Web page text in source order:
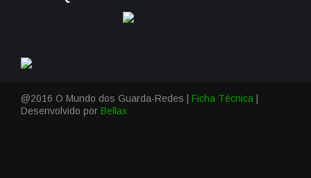
@2016 O Mundo dos Guarda-Redes | Ficha Técnica
Desenvolvido por Bellax